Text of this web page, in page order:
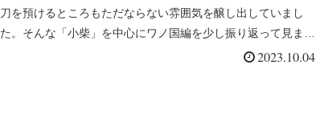
刀を預けるところもただならない雰囲気を醸し出していまし
た。そんな「小柴」を中心にワノ国編を少し振り返って見まし
2023.10.04